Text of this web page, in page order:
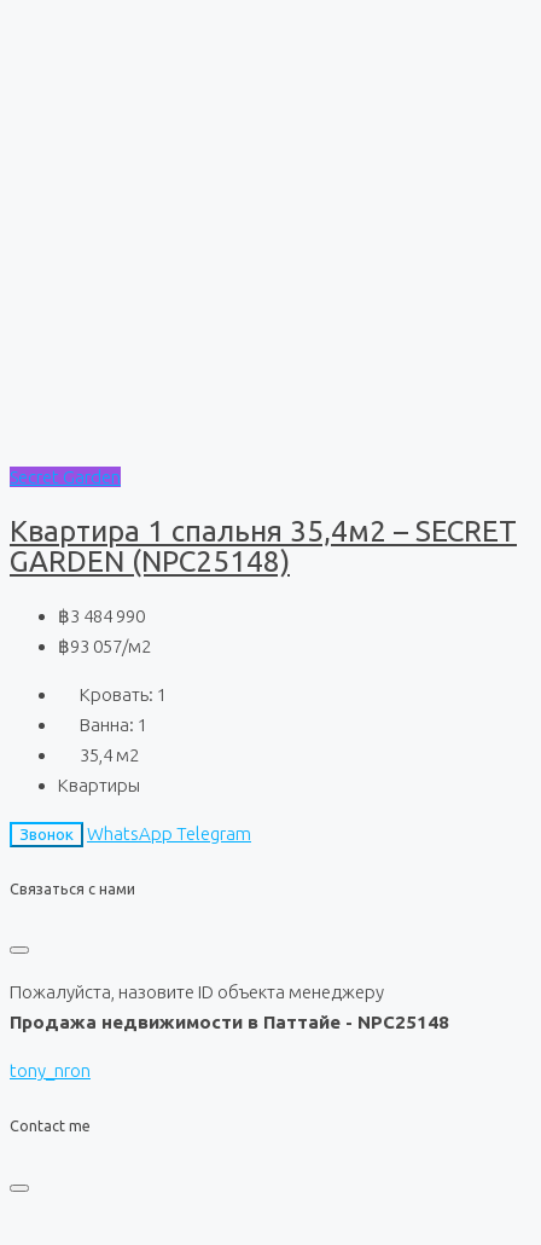
Secret Garden
Квартира 1 спальня 35,4м2 – SECRET
GARDEN (NPC25148)
฿3 484 990
฿93 057/м2
Кровать: 1
Ванна: 1
35,4 м2
Квартиры
Звонок WhatsApp Telegram
Связаться с нами
Пожалуйста, назовите ID объекта менеджеру
Продажа недвижимости в Паттайе - NPC25148
tony_nron
Contact me